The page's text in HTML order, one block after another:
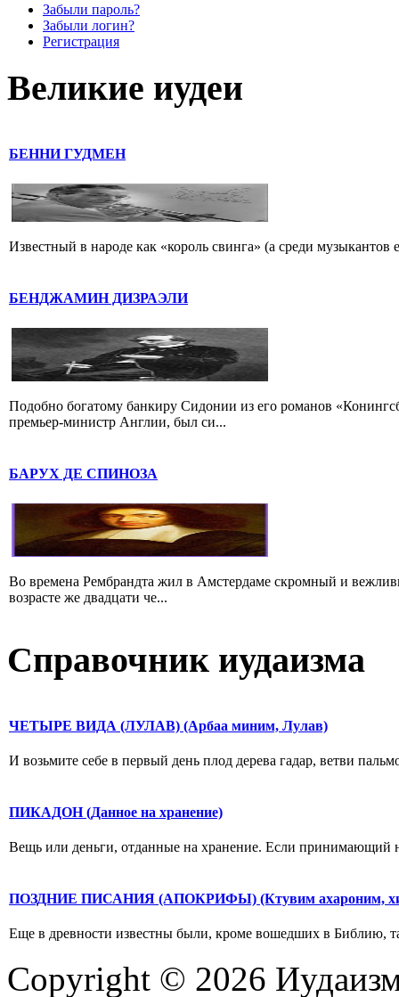
Забыли пароль?
Забыли логин?
Регистрация
Великие иудеи
БЕННИ ГУДМЕН
Известный в народе как «король свинга» (а среди
БЕНДЖАМИН ДИЗРАЭЛИ
Подобно богатому банкиру Сидонии из его романов
премьер-министр Англии, был си...
БАРУХ ДЕ СПИНОЗА
Во времена Рембрандта жил в Амстердаме скромный и
возрасте же двадцати че...
Справочник иудаизма
ЧЕТЫРЕ ВИДА (ЛУЛАВ) (Арбаа миним, Лулав)
И возьмите себе в первый день плод дерева гадар, ветви
ПИКАДОН (Данное на хранение)
Вещь или деньги, отданные на хранение. Если принимающий
ПОЗДНИЕ ПИСАНИЯ (АПОКРИФЫ) (Ктувим ахароним,
Еще в древности известны были, кроме вошедших в Библию,
Copyright © 2026